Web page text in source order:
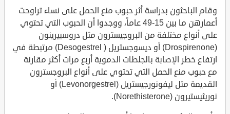
وقام الباحثون بدراسة أثر حبوب منع الحمل على نساء تراوحت
أعمارهن ما بين 15-49 عاماً، ووجدوا أن الحبوب التي تحتوي
على أنواع مختلفة من البروجيسترون مثل دروسبيرينون
(Drospirenone) أو ديسوجستريل ( Desogestrel) مرتبطة في
ارتفاع خطر الإصابة بالجلطات الدموية أربع مرات أكثر مقارنة
مع حبوب منع الحمل التي تحتوي على أنواع البروجسترون
القديمة مثل ليفونورجيستريل (Levonorgestrel) أو
نوريثيستيرون (Norethisterone).